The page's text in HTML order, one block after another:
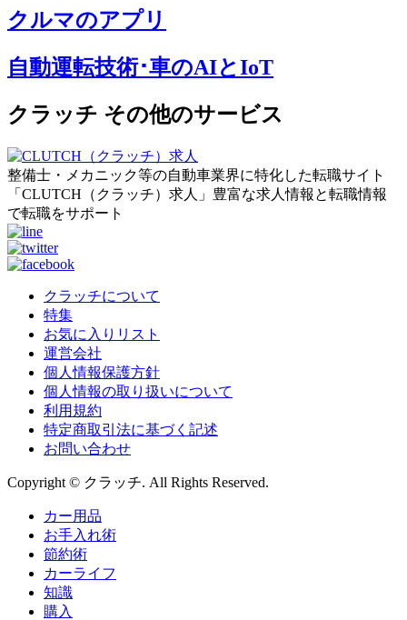
クルマのアプリ
自動運転技術･車のAIとIoT
クラッチ その他のサービス
整備士・メカニック等の自動車業界に特化した転職サイト
「CLUTCH（クラッチ）求人」豊富な求人情報と転職情報
で転職をサポート
クラッチについて
特集
お気に入りリスト
運営会社
個人情報保護方針
個人情報の取り扱いについて
利用規約
特定商取引法に基づく記述
お問い合わせ
Copyright © クラッチ. All Rights Reserved.
カー用品
お手入れ術
節約術
カーライフ
知識
購入